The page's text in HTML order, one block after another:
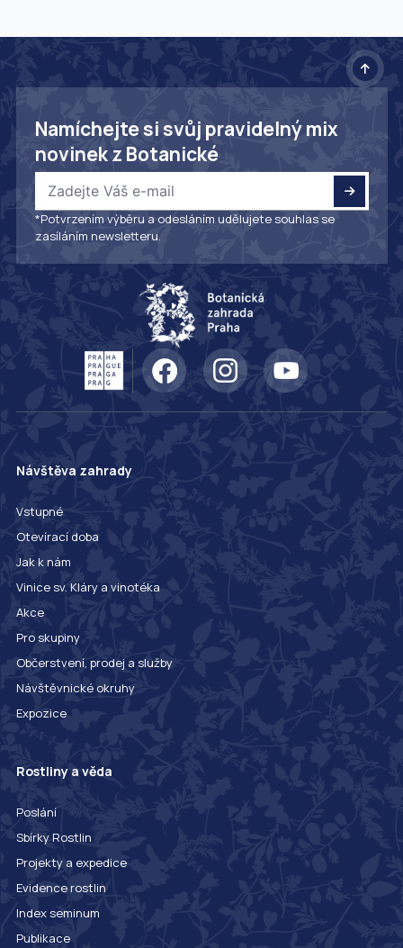
Namíchejte si svůj pravidelný mix
novinek z Botanické
*Potvrzením výběru a odesláním udělujete souhlas se
zasíláním newsletteru.
Návštěva zahrady
Vstupné
Otevírací doba
Jak k nám
Vinice sv. Kláry a vinotéka
Akce
Pro skupiny
Občerstvení, prodej a služby
Návštěvnické okruhy
Expozice
Rostliny a věda
Poslání
Sbírky Rostlin
Projekty a expedice
Evidence rostlin
Index seminum
Publikace